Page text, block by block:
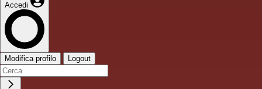
Accedi
Modifica profilo Logout